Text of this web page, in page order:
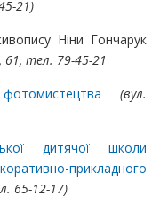
21)
Ніни Гончарук
61, тел. 79-45-21
(вул.
дитячої школи
прикладного
65-12-17)